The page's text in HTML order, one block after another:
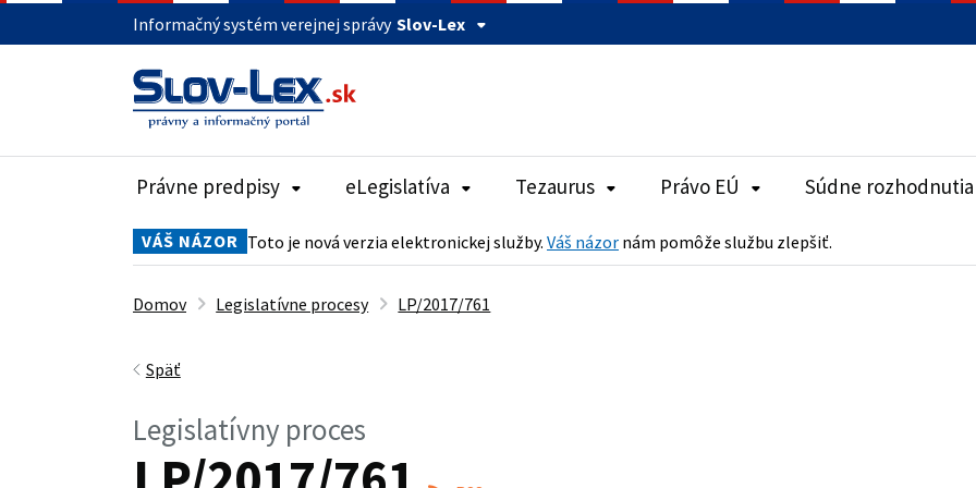
Informačný systém verejnej správy Slov-Lex
Právne predpisy eLegislatíva Tezaurus Právo EÚ Súdne rozhodnutia
VÁŠ NÁZOR Toto je nová verzia elektronickej služby. Váš názor nám pomôže službu zlepšiť.